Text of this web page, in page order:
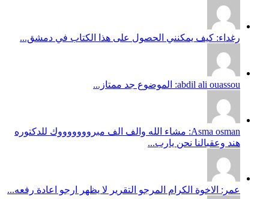
رغداء: كيف يمكنني الحصول على هذا الكتاب في دمشق...
abdil ali ouassou: الموضوع جد ممتاز...
Asma osman: مشاء الله والف الف مبروووووووك للدكتوره
هند وعقبالنا نحن يارب...
عمر: الاخوة الكرام المرجو التقرير لا يظهر ارجو اعادة رفعه...